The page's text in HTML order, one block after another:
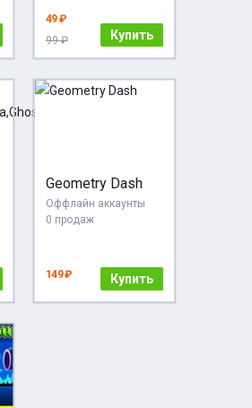
49 ₽
99 ₽
Купить
Geometry Dash
Оффлайн аккаунты
0 продаж
149 ₽ Купить